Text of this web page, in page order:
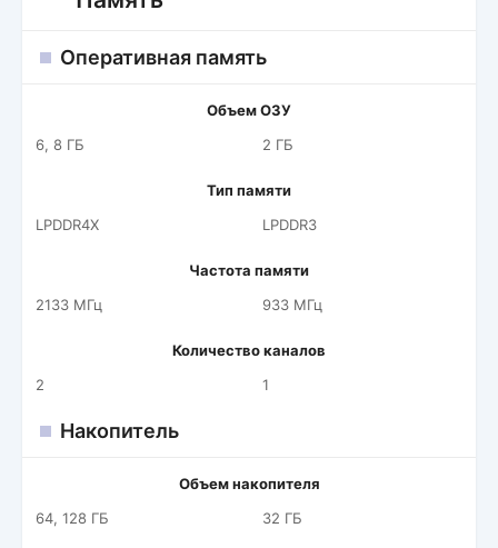
Оперативная память
Объем ОЗУ
6, 8 ГБ
2 ГБ
Тип памяти
LPDDR4X
LPDDR3
Частота памяти
2133 МГц
933 МГц
Количество каналов
2
1
Накопитель
Объем накопителя
64, 128 ГБ
32 ГБ